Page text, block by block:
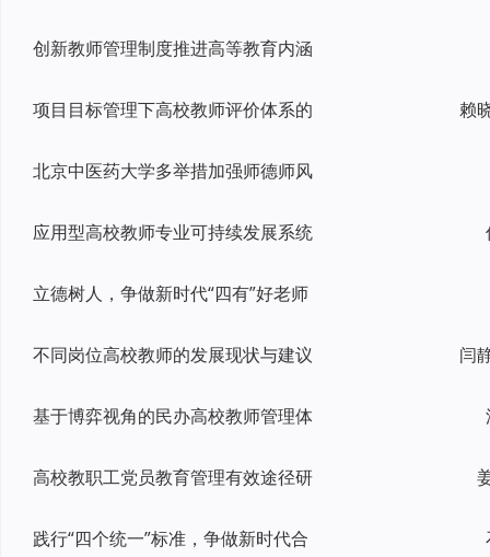
创新教师管理制度推进高等教育内涵
项目目标管理下高校教师评价体系的
北京中医药大学多举措加强师德师风
应用型高校教师专业可持续发展系统
立德树人，争做新时代“四有”好老师
不同岗位高校教师的发展现状与建议
基于博弈视角的民办高校教师管理体
高校教职工党员教育管理有效途径研
践行“四个统一”标准，争做新时代合